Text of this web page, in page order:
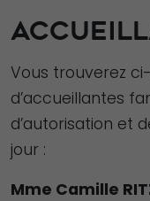
Vous trouverez
d’accueillantes
d’autorisation et
jour :
Mme Camille